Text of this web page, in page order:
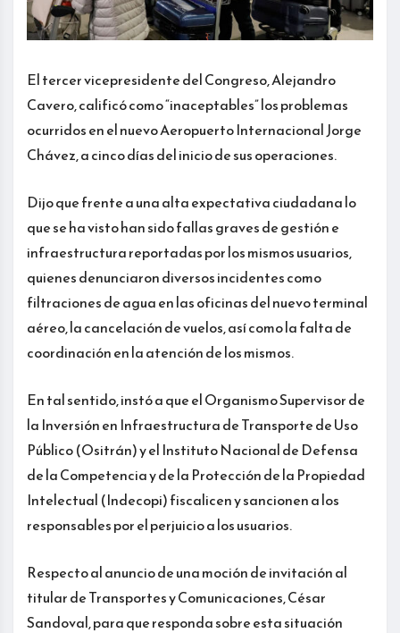
El tercer vicepresidente del Congreso, Alejandro
Cavero, calificó como “inaceptables” los problemas
ocurridos en el nuevo Aeropuerto Internacional Jorge
Chávez, a cinco días del inicio de sus operaciones.
Dijo que frente a una alta expectativa ciudadana lo
que se ha visto han sido fallas graves de gestión e
infraestructura reportadas por los mismos usuarios,
quienes denunciaron diversos incidentes como
filtraciones de agua en las oficinas del nuevo terminal
aéreo, la cancelación de vuelos, así como la falta de
coordinación en la atención de los mismos.
En tal sentido, instó a que el Organismo Supervisor de
la Inversión en Infraestructura de Transporte de Uso
Público (Ositrán) y el Instituto Nacional de Defensa
de la Competencia y de la Protección de la Propiedad
Intelectual (Indecopi) fiscalicen y sancionen a los
responsables por el perjuicio a los usuarios.
Respecto al anuncio de una moción de invitación al
titular de Transportes y Comunicaciones, César
Sandoval, para que responda sobre esta situación